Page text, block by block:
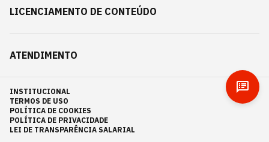
LICENCIAMENTO DE CONTEÚDO
ATENDIMENTO
INSTITUCIONAL
TERMOS DE USO
POLÍTICA DE COOKIES
POLÍTICA DE PRIVACIDADE
LEI DE TRANSPARÊNCIA SALARIAL